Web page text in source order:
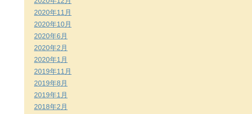
2020年11月
2020年10月
2020年6月
2020年2月
2020年1月
2019年11月
2019年8月
2019年1月
2018年2月